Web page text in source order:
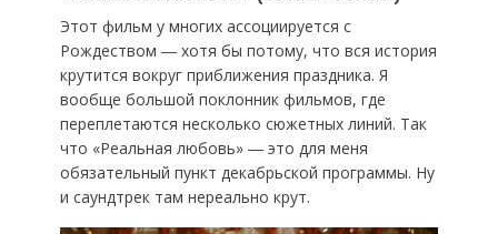
Этот фильм у многих ассоциируется с
Рождеством ― хотя бы потому, что вся история
крутится вокруг приближения праздника. Я
вообще большой поклонник фильмов, где
переплетаются несколько сюжетных линий. Так
что «Реальная любовь» ― это для меня
обязательный пункт декабрьской программы. Ну
и саундтрек там нереально крут.